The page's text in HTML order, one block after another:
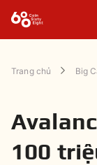
Trang chủ Big
100